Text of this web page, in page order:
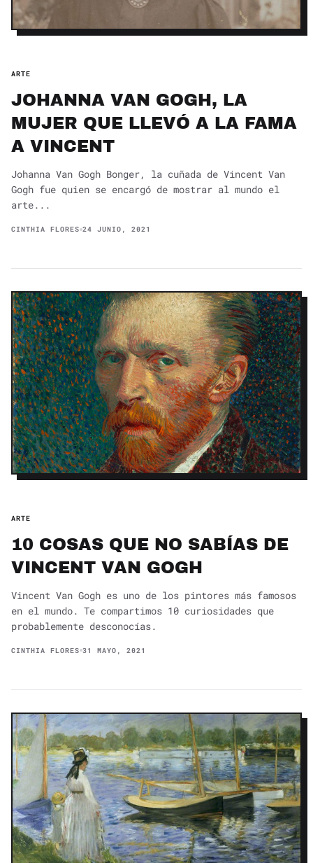
ARTE
JOHANNA VAN GOGH, LA
MUJER QUE LLEVÓ A LA FAMA
A VINCENT
Johanna Van Gogh Bonger, la cuñada de Vincent Van
Gogh fue quien se encargó de mostrar al mundo el
arte...
CINTHIA FLORES 24 JUNIO, 2021
ARTE
10 COSAS QUE NO SABÍAS DE
VINCENT VAN GOGH
Vincent Van Gogh es uno de los pintores más famosos
en el mundo. Te compartimos 10 curiosidades que
probablemente desconocías.
CINTHIA FLORES 31 MAYO, 2021